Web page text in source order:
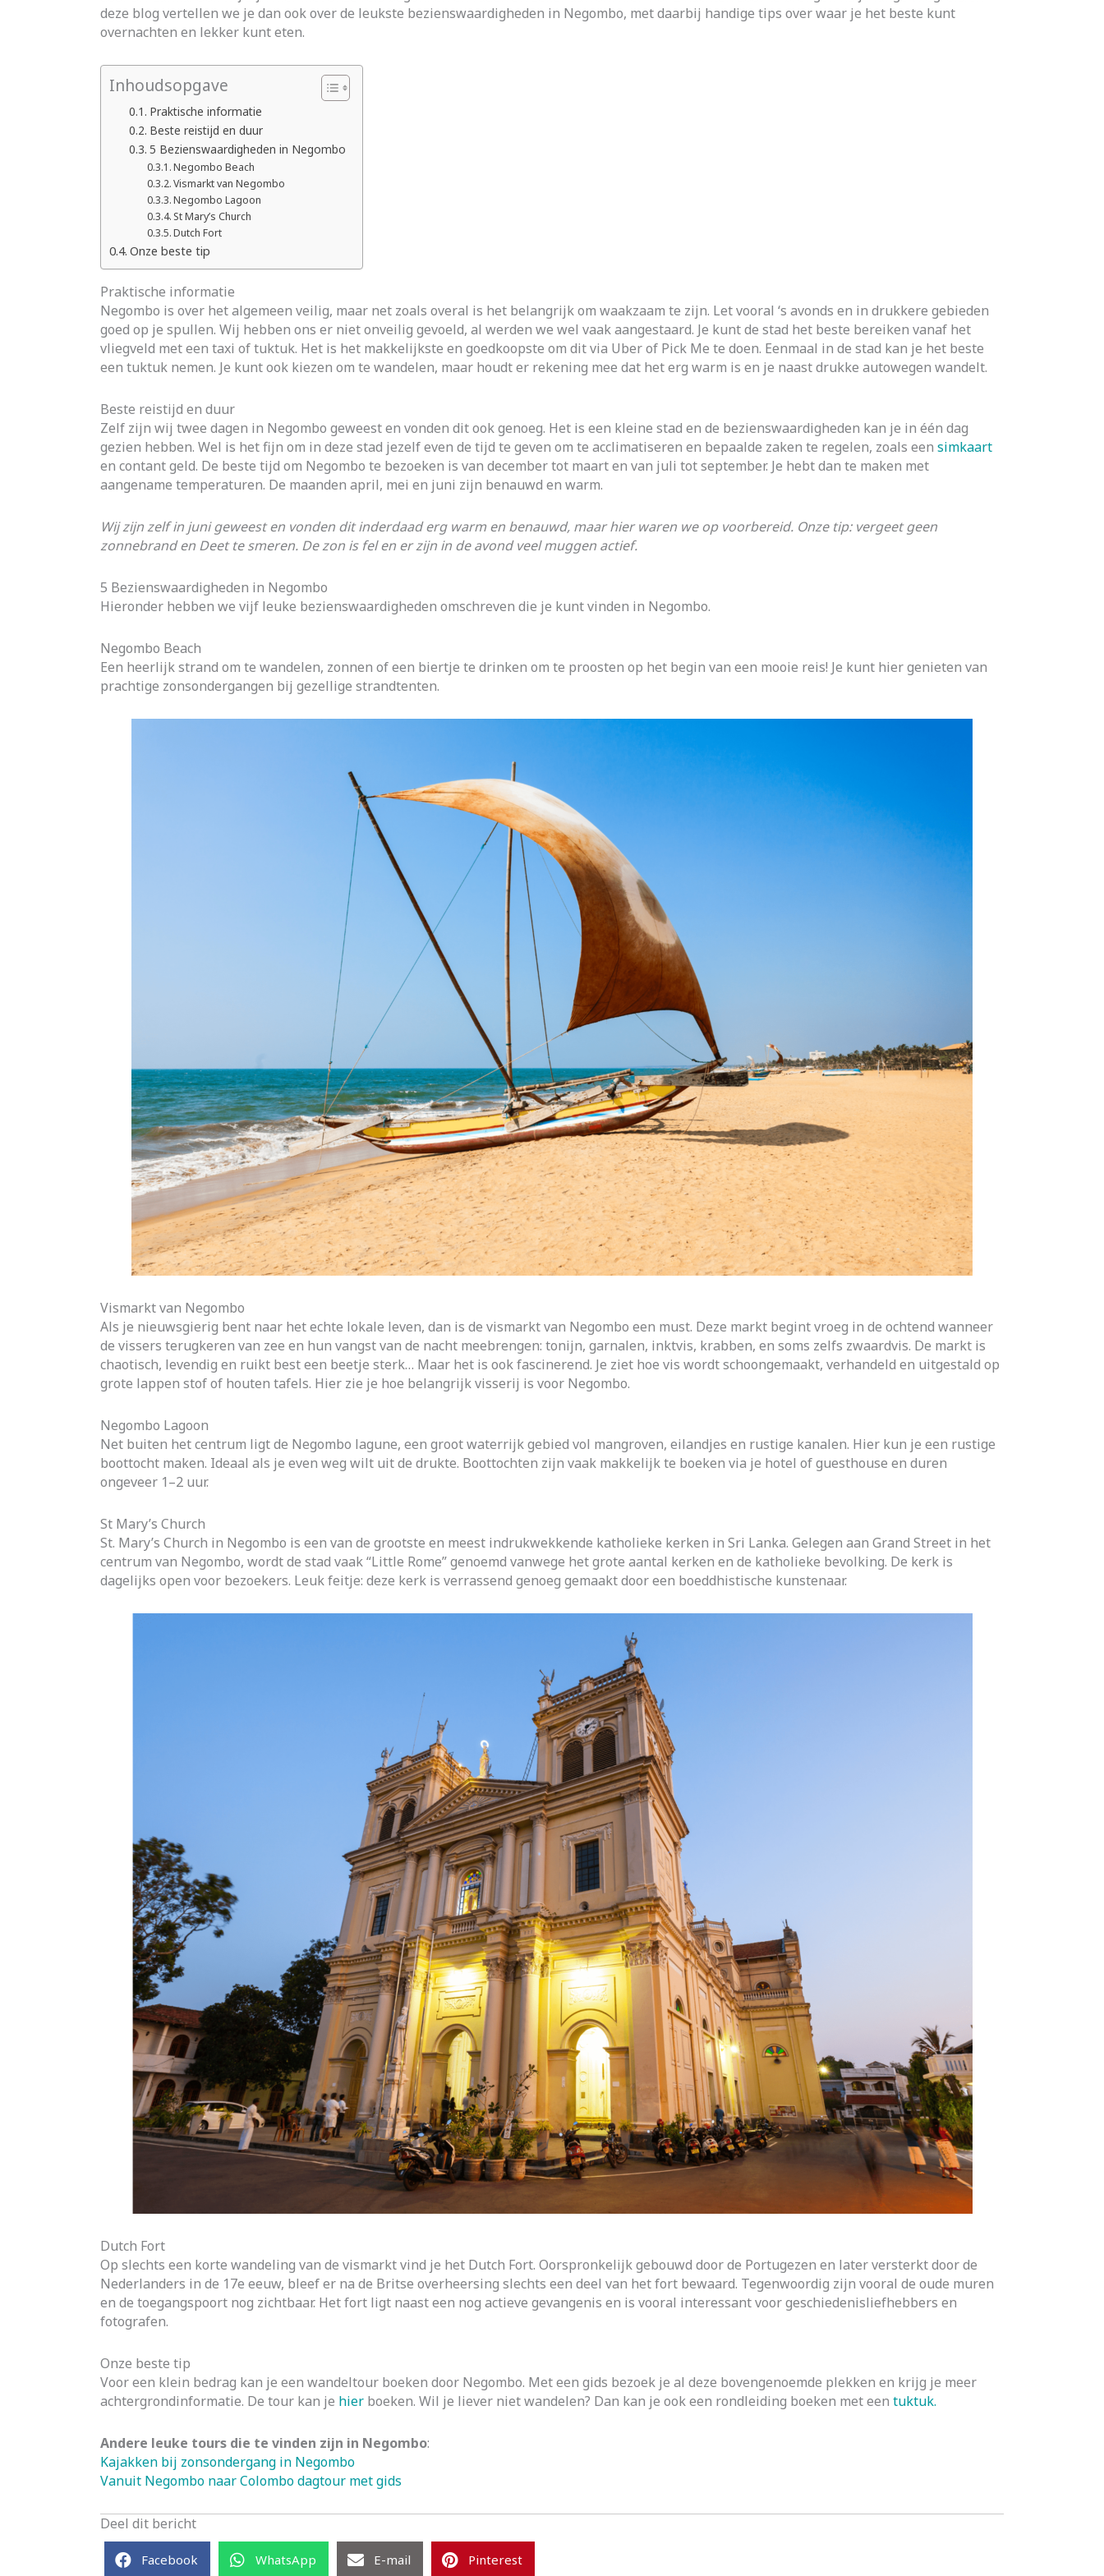
deze blog vertellen we je dan ook over de leukste bezienswaardigheden in Negombo, met daarbij handige tips over waar je het beste kunt
overnachten en lekker kunt eten.
Inhoudsopgave
Praktische informatie
Beste reistijd en duur
5 Bezienswaardigheden in Negombo
Negombo Beach
Vismarkt van Negombo
Negombo Lagoon
St Mary’s Church
Dutch Fort
Onze beste tip
Praktische informatie
Negombo is over het algemeen veilig, maar net zoals overal is het belangrijk om waakzaam te zijn. Let vooral ‘s avonds en in drukkere gebieden
goed op je spullen. Wij hebben ons er niet onveilig gevoeld, al werden we wel vaak aangestaard. Je kunt de stad het beste bereiken vanaf het
vliegveld met een taxi of tuktuk. Het is het makkelijkste en goedkoopste om dit via Uber of Pick Me te doen. Eenmaal in de stad kan je het beste
een tuktuk nemen. Je kunt ook kiezen om te wandelen, maar houdt er rekening mee dat het erg warm is en je naast drukke autowegen wandelt.
Beste reistijd en duur
Zelf zijn wij twee dagen in Negombo geweest en vonden dit ook genoeg. Het is een kleine stad en de bezienswaardigheden kan je in één dag
gezien hebben. Wel is het fijn om in deze stad jezelf even de tijd te geven om te acclimatiseren en bepaalde zaken te regelen, zoals een simkaart
en contant geld. De beste tijd om Negombo te bezoeken is van december tot maart en van juli tot september. Je hebt dan te maken met
aangename temperaturen. De maanden april, mei en juni zijn benauwd en warm.
Wij zijn zelf in juni geweest en vonden dit inderdaad erg warm en benauwd, maar hier waren we op voorbereid. Onze tip: vergeet geen
zonnebrand en Deet te smeren. De zon is fel en er zijn in de avond veel muggen actief.
5 Bezienswaardigheden in Negombo
Hieronder hebben we vijf leuke bezienswaardigheden omschreven die je kunt vinden in Negombo.
Negombo Beach
Een heerlijk strand om te wandelen, zonnen of een biertje te drinken om te proosten op het begin van een mooie reis! Je kunt hier genieten van
prachtige zonsondergangen bij gezellige strandtenten.
Vismarkt van Negombo
Als je nieuwsgierig bent naar het echte lokale leven, dan is de vismarkt van Negombo een must. Deze markt begint vroeg in de ochtend wanneer
de vissers terugkeren van zee en hun vangst van de nacht meebrengen: tonijn, garnalen, inktvis, krabben, en soms zelfs zwaardvis. De markt is
chaotisch, levendig en ruikt best een beetje sterk… Maar het is ook fascinerend. Je ziet hoe vis wordt schoongemaakt, verhandeld en uitgestald op
grote lappen stof of houten tafels. Hier zie je hoe belangrijk visserij is voor Negombo.
Negombo Lagoon
Net buiten het centrum ligt de Negombo lagune, een groot waterrijk gebied vol mangroven, eilandjes en rustige kanalen. Hier kun je een rustige
boottocht maken. Ideaal als je even weg wilt uit de drukte. Boottochten zijn vaak makkelijk te boeken via je hotel of guesthouse en duren
ongeveer 1–2 uur.
St Mary’s Church
St. Mary’s Church in Negombo is een van de grootste en meest indrukwekkende katholieke kerken in Sri Lanka. Gelegen aan Grand Street in het
centrum van Negombo, wordt de stad vaak “Little Rome” genoemd vanwege het grote aantal kerken en de katholieke bevolking. De kerk is
dagelijks open voor bezoekers. Leuk feitje: deze kerk is verrassend genoeg gemaakt door een boeddhistische kunstenaar.
Dutch Fort
Op slechts een korte wandeling van de vismarkt vind je het Dutch Fort. Oorspronkelijk gebouwd door de Portugezen en later versterkt door de
Nederlanders in de 17e eeuw, bleef er na de Britse overheersing slechts een deel van het fort bewaard. Tegenwoordig zijn vooral de oude muren
en de toegangspoort nog zichtbaar. Het fort ligt naast een nog actieve gevangenis en is vooral interessant voor geschiedenisliefhebbers en
fotografen.
Onze beste tip
Voor een klein bedrag kan je een wandeltour boeken door Negombo. Met een gids bezoek je al deze bovengenoemde plekken en krijg je meer
achtergrondinformatie. De tour kan je hier boeken. Wil je liever niet wandelen? Dan kan je ook een rondleiding boeken met een tuktuk.
Andere leuke tours die te vinden zijn in Negombo:
Kajakken bij zonsondergang in Negombo
Vanuit Negombo naar Colombo dagtour met gids
Deel dit bericht
Facebook WhatsApp E-mail Pinterest